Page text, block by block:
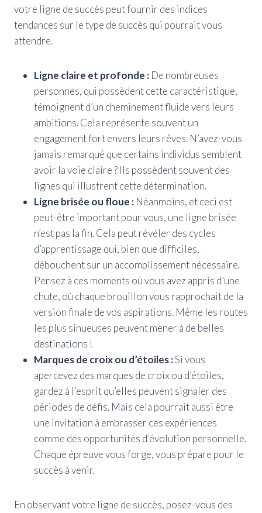
votre ligne de succès peut fournir des indices
tendances sur le type de succès qui pourrait vous
attendre.
Ligne claire et profonde : De nombreuses
personnes, qui possèdent cette caractéristique,
témoignent d’un cheminement fluide vers leurs
ambitions. Cela représente souvent un
engagement fort envers leurs rêves. N’avez-vous
jamais remarqué que certains individus semblent
avoir la voie claire ? Ils possèdent souvent des
lignes qui illustrent cette détermination.
Ligne brisée ou floue : Néanmoins, et ceci est
peut-être important pour vous, une ligne brisée
n’est pas la fin. Cela peut révéler des cycles
d’apprentissage qui, bien que difficiles,
débouchent sur un accomplissement nécessaire.
Pensez à ces moments où vous avez appris d’une
chute, où chaque brouillon vous rapprochait de la
version finale de vos aspirations. Même les routes
les plus sinueuses peuvent mener à de belles
destinations !
Marques de croix ou d’étoiles :Si vous
apercevez des marques de croix ou d’étoiles,
gardez à l’esprit qu’elles peuvent signaler des
périodes de défis. Mais cela pourrait aussi être
une invitation à embrasser ces expériences
comme des opportunités d’évolution personnelle.
Chaque épreuve vous forge, vous prépare pour le
succès à venir.
En observant votre ligne de succès, posez-vous des